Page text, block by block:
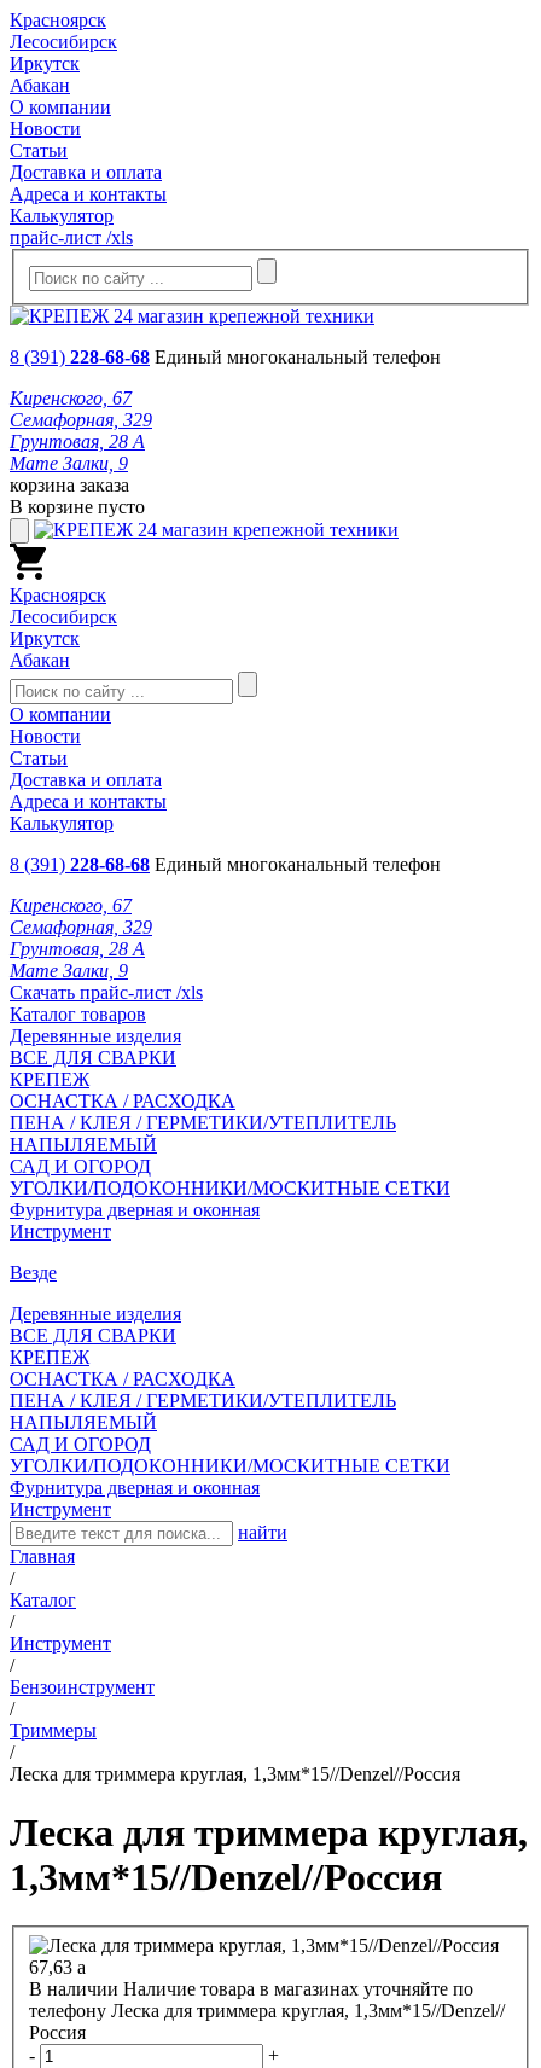
Красноярск
Лесосибирск
Иркутск
Абакан
О компании
Новости
Статьи
Доставка и оплата
Адреса и контакты
Калькулятор
прайс-лист /xls
8 (391) 228-68-68 Единый многоканальный телефон
Киренского, 67
Семафорная, 329
Грунтовая, 28 А
Мате Залки, 9
корзина заказа
В корзине пусто
Красноярск
Лесосибирск
Иркутск
Абакан
О компании
Новости
Статьи
Доставка и оплата
Адреса и контакты
Калькулятор
8 (391) 228-68-68 Единый многоканальный телефон
Киренского, 67
Семафорная, 329
Грунтовая, 28 А
Мате Залки, 9
Скачать прайс-лист /xls
Каталог товаров
Деревянные изделия
ВСЕ ДЛЯ СВАРКИ
КРЕПЕЖ
ОСНАСТКА / РАСХОДКА
ПЕНА / КЛЕЯ / ГЕРМЕТИКИ/УТЕПЛИТЕЛЬ
НАПЫЛЯЕМЫЙ
САД И ОГОРОД
УГОЛКИ/ПОДОКОННИКИ/МОСКИТНЫЕ СЕТКИ
Фурнитура дверная и оконная
Инструмент
Везде
Деревянные изделия
ВСЕ ДЛЯ СВАРКИ
КРЕПЕЖ
ОСНАСТКА / РАСХОДКА
ПЕНА / КЛЕЯ / ГЕРМЕТИКИ/УТЕПЛИТЕЛЬ
НАПЫЛЯЕМЫЙ
САД И ОГОРОД
УГОЛКИ/ПОДОКОННИКИ/МОСКИТНЫЕ СЕТКИ
Фурнитура дверная и оконная
Инструмент
найти
Главная
/
Каталог
/
Инструмент
/
Бензоинструмент
/
Триммеры
/
Леска для триммера круглая, 1,3мм*15//Denzel//Россия
Леска для триммера круглая,
1,3мм*15//Denzel//Россия
67,63 a
В наличии Наличие товара в магазинах уточняйте по
телефону Леска для триммера круглая, 1,3мм*15//Denzel//
Россия
-
+